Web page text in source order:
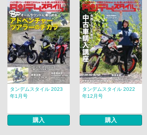
タンデムスタイル 2023
年1月号
購入
タンデムスタイル 2022
年12月号
購入